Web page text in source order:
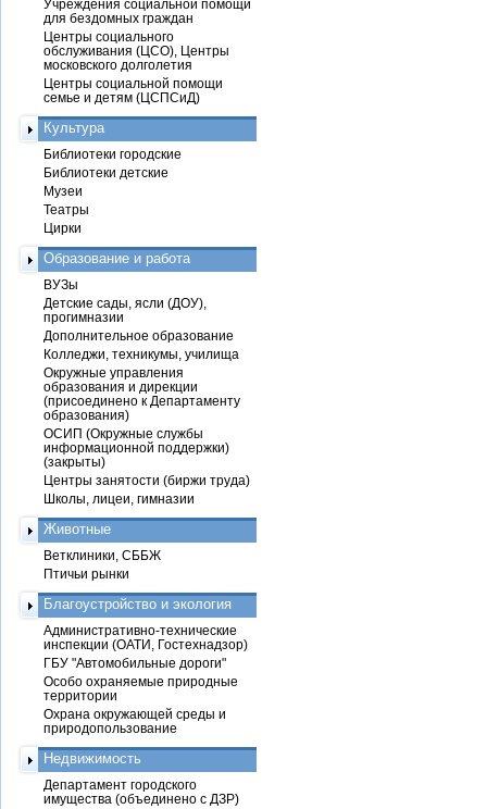
Учреждения социальной помощи
для бездомных граждан
Центры социального
обслуживания (ЦСО), Центры
московского долголетия
Центры социальной помощи
семье и детям (ЦСПСиД)
Культура
Библиотеки городские
Библиотеки детские
Музеи
Театры
Цирки
Образование и работа
ВУЗы
Детские сады, ясли (ДОУ),
прогимназии
Дополнительное образование
Колледжи, техникумы, училища
Окружные управления
образования и дирекции
(присоединено к Департаменту
образования)
ОСИП (Окружные службы
информационной поддержки)
(закрыты)
Центры занятости (биржи труда)
Школы, лицеи, гимназии
Животные
Ветклиники, СББЖ
Птичьи рынки
Благоустройство и экология
Административно-технические
инспекции (ОАТИ, Гостехнадзор)
ГБУ "Автомобильные дороги"
Особо охраняемые природные
территории
Охрана окружающей среды и
природопользование
Недвижимость
Департамент городского
имущества (объединено с ДЗР)